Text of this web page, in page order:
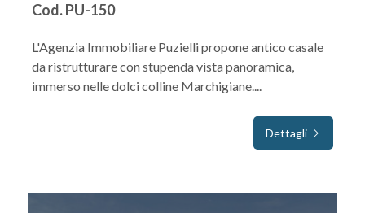
Cod. PU-150
L'Agenzia Immobiliare Puzielli propone antico casale
da ristrutturare con stupenda vista panoramica,
immerso nelle dolci colline Marchigiane....
Dettagli